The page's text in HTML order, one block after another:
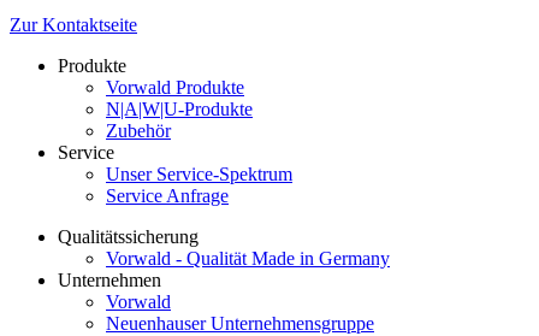
Zur Kontaktseite
Produkte
Vorwald Produkte
N|A|W|U-Produkte
Zubehör
Service
Unser Service-Spektrum
Service Anfrage
Qualitätssicherung
Vorwald - Qualität Made in Germany
Unternehmen
Vorwald
Neuenhauser Unternehmensgruppe